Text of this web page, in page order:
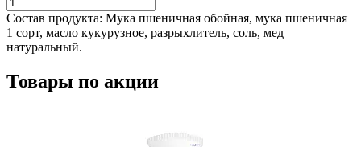
Состав продукта: Мука пшеничная обойная, мука пшеничная
1 сорт, масло кукурузное, разрыхлитель, соль, мед
натуральный.
Товары по акции